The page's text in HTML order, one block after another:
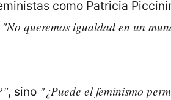
como Patricia
"No queremos igualdad en un
, sino "¿Puede el feminismo